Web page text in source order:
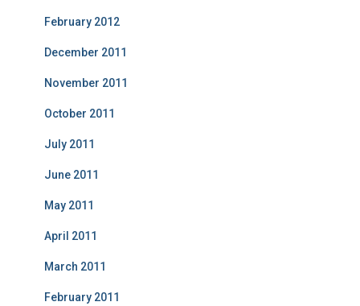
February 2012
December 2011
November 2011
October 2011
July 2011
June 2011
May 2011
April 2011
March 2011
February 2011